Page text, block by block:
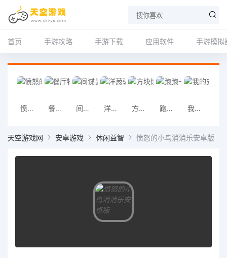
首页 手游攻略 手游下载 应用软件 手游模拟
愤怒的小鸟消消乐安卓版 餐厅物语2 安卓 间谍鼠安卓版 洋葱骑士团安卓版 方块爆炸大师安卓版 跑跑卡丁车安卓 我的宠物Pou安卓版
天空游戏网 安卓游戏 休闲益智 愤怒的小鸟消消乐安卓版